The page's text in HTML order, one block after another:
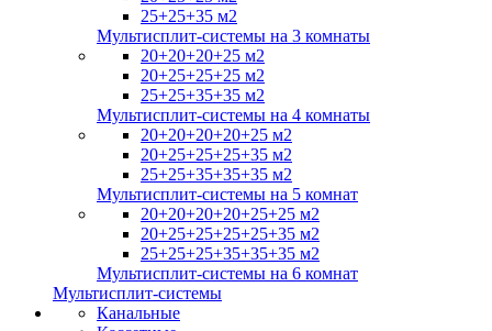
25+25+35 м2
Мультисплит-системы на 3 комнаты
20+20+20+25 м2
20+25+25+25 м2
25+25+35+35 м2
Мультисплит-системы на 4 комнаты
20+20+20+20+25 м2
20+25+25+25+35 м2
25+25+35+35+35 м2
Мультисплит-системы на 5 комнат
20+20+20+20+25+25 м2
20+25+25+25+25+35 м2
25+25+25+35+35+35 м2
Мультисплит-системы на 6 комнат
Мультисплит-системы
Канальные